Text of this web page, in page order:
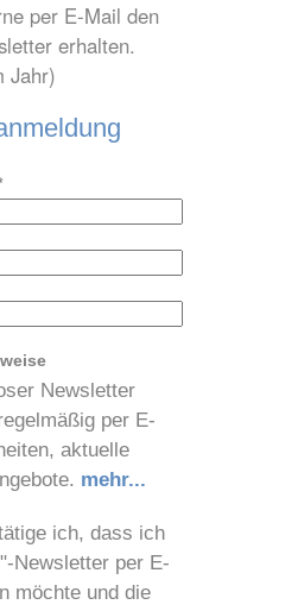
per E-Mail den
erhalten.
Jahr)
Newsletter
per E-
aktuelle
mehr...
ich, dass ich
Newsletter per E-
möchte und die